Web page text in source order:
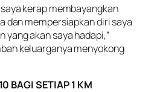
kerap membayangkan
dan mempersiapkan diri saya
akan saya hadapi,”
keluarganya menyokong
BAGI SETIAP 1 KM